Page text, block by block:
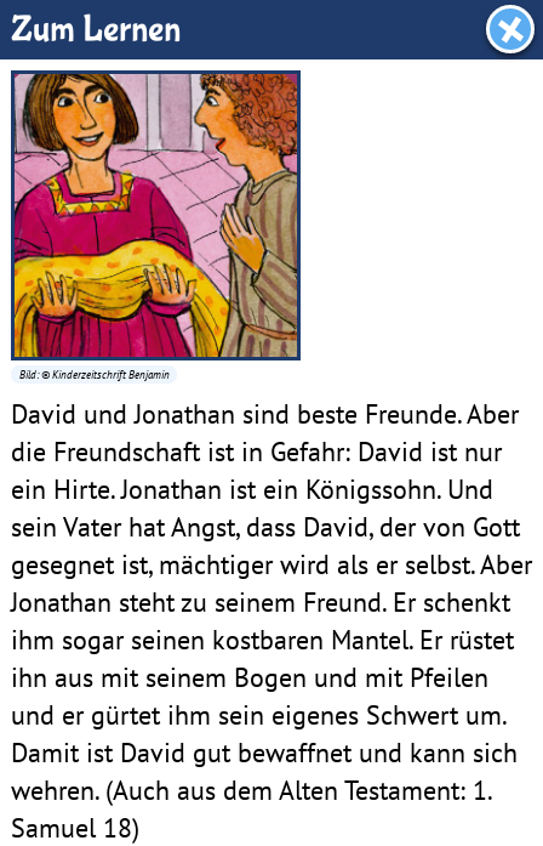
Benjamin-Zimmer
Zum Lernen
Bild: © Kinderzeitschrift Benjamin
David und Jonathan sind beste Freunde. Aber
die Freundschaft ist in Gefahr: David ist nur
ein Hirte. Jonathan ist ein Königssohn. Und
sein Vater hat Angst, dass David, der von Gott
gesegnet ist, mächtiger wird als er selbst. Aber
Jonathan steht zu seinem Freund. Er schenkt
ihm sogar seinen kostbaren Mantel. Er rüstet
ihn aus mit seinem Bogen und mit Pfeilen
und er gürtet ihm sein eigenes Schwert um.
Damit ist David gut bewaffnet und kann sich
wehren. (Auch aus dem Alten Testament: 1.
Samuel 18)